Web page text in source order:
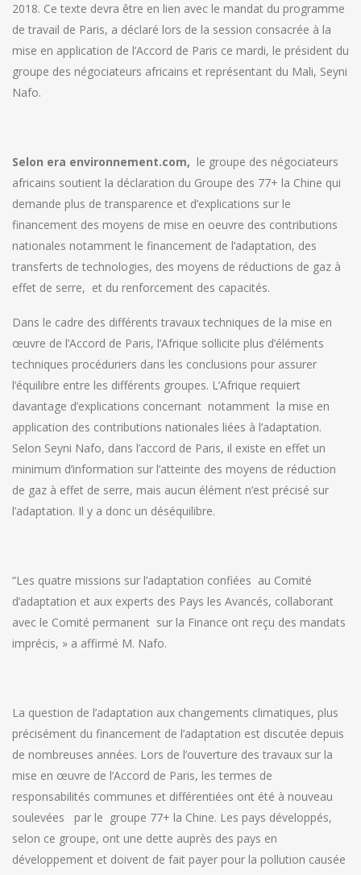
2018. Ce texte devra être en lien avec le mandat du programme
de travail de Paris, a déclaré lors de la session consacrée à la
mise en application de l’Accord de Paris ce mardi, le président du
groupe des négociateurs africains et représentant du Mali, Seyni
Nafo.
Selon era environnement.com, le groupe des négociateurs
africains soutient la déclaration du Groupe des 77+ la Chine qui
demande plus de transparence et d’explications sur le
financement des moyens de mise en oeuvre des contributions
nationales notamment le financement de l’adaptation, des
transferts de technologies, des moyens de réductions de gaz à
effet de serre, et du renforcement des capacités.
Dans le cadre des différents travaux techniques de la mise en
œuvre de l’Accord de Paris, l’Afrique sollicite plus d’éléments
techniques procéduriers dans les conclusions pour assurer
l’équilibre entre les différents groupes. L’Afrique requiert
davantage d’explications concernant notamment la mise en
application des contributions nationales liées à l’adaptation.
Selon Seyni Nafo, dans l’accord de Paris, il existe en effet un
minimum d’information sur l’atteinte des moyens de réduction
de gaz à effet de serre, mais aucun élément n’est précisé sur
l’adaptation. Il y a donc un déséquilibre.
“Les quatre missions sur l’adaptation confiées au Comité
d’adaptation et aux experts des Pays les Avancés, collaborant
avec le Comité permanent sur la Finance ont reçu des mandats
imprécis, » a affirmé M. Nafo.
La question de l’adaptation aux changements climatiques, plus
précisément du financement de l’adaptation est discutée depuis
de nombreuses années. Lors de l’ouverture des travaux sur la
mise en œuvre de l’Accord de Paris, les termes de
responsabilités communes et différentiées ont été à nouveau
soulevées par le groupe 77+ la Chine. Les pays développés,
selon ce groupe, ont une dette auprès des pays en
développement et doivent de fait payer pour la pollution causée